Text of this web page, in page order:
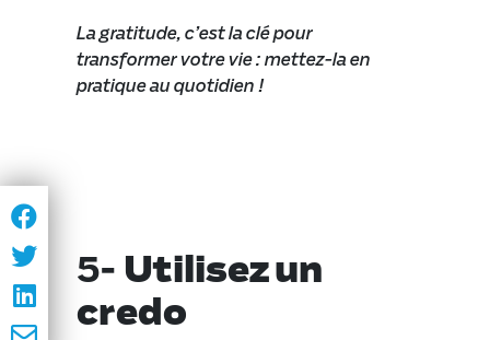
La gratitude, c’est la clé pour
transformer votre vie : mettez-la en
pratique au quotidien !
5- Utilisez un
credo